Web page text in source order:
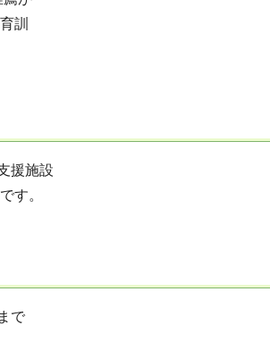
訓
援施設
す。
で